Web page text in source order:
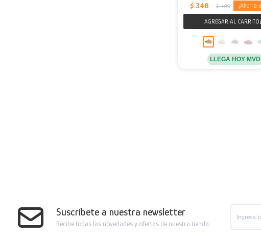
$ 348 $ 409
LLEGA HOY MVD
Suscríbete a nuestra newsletter
Recibe todas las novedades y ofertas de nuestra tienda.